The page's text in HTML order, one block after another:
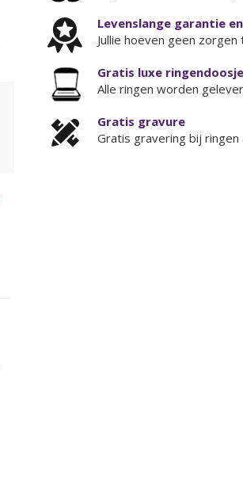
Levenslange garantie
Jullie hoeven geen
Gratis luxe ringendoosje
Alle ringen worden
Gratis gravure
Gratis gravering bij ringen